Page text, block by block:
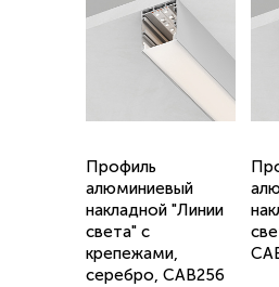
Профиль
алюминиевый
накладной "Линии
света" с
крепежами,
серебро, CAB256